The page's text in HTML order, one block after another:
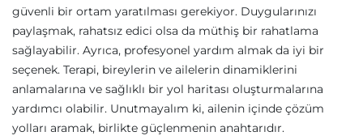
güvenli bir ortam yaratılması gerekiyor. Duygularınızı
paylaşmak, rahatsız edici olsa da müthiş bir rahatlama
sağlayabilir. Ayrıca, profesyonel yardım almak da iyi bir
seçenek. Terapi, bireylerin ve ailelerin dinamiklerini
anlamalarına ve sağlıklı bir yol haritası oluşturmalarına
yardımcı olabilir. Unutmayalım ki, ailenin içinde çözüm
yolları aramak, birlikte güçlenmenin anahtarıdır.